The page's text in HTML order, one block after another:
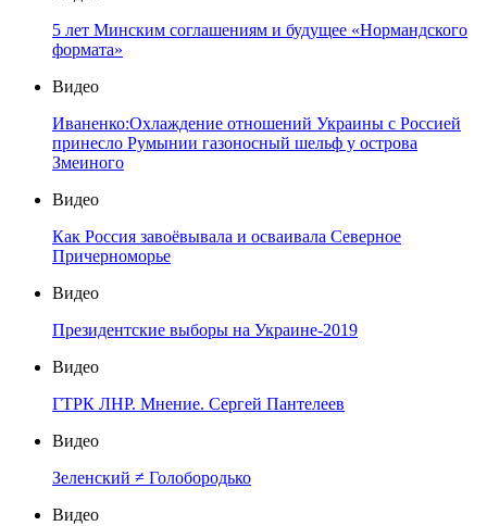
5 лет Минским соглашениям и будущее «Нормандского
формата»
Видео
Иваненко:Охлаждение отношений Украины с Россией
принесло Румынии газоносный шельф у острова
Змеиного
Видео
Как Россия завоёвывала и осваивала Северное
Причерноморье
Видео
Президентские выборы на Украине-2019
Видео
ГТРК ЛНР. Мнение. Сергей Пантелеев
Видео
Зеленский ≠ Голобородько
Видео